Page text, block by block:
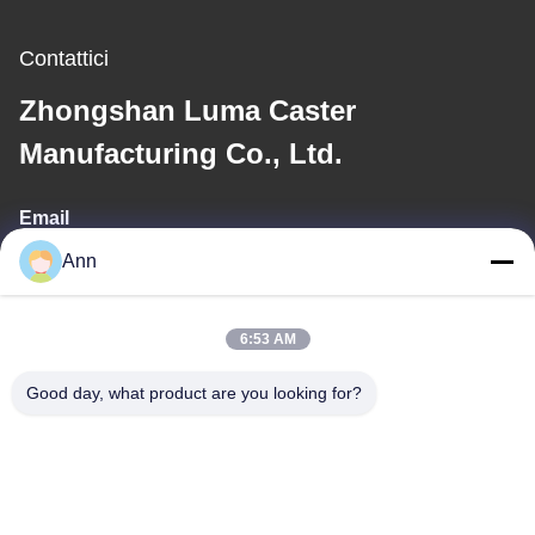
Contattici
Zhongshan Luma Caster
Manufacturing Co., Ltd.
Email
ann@industrialwheelcasters.com
Indirizzo
Ann
6:53 AM
Good day, what product are you looking for?